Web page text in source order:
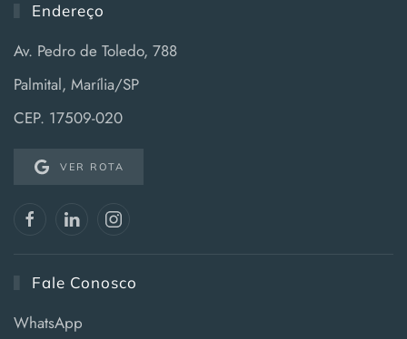
Endereço
Av. Pedro de Toledo, 788
Palmital, Marília/SP
CEP. 17509-020
VER ROTA
Fale Conosco
WhatsApp